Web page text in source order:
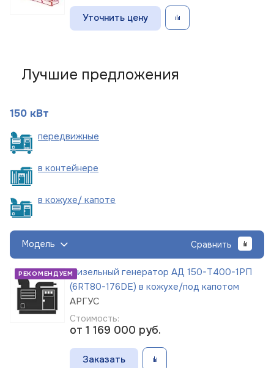
Уточнить цену
Лучшие предложения
150 кВт
передвижные
в контейнере
в кожухе/ капоте
Модель Сравнить
РЕКОМЕНДУЕМДизельный генератор АД 150-Т400-1РП
(6RT80-176DE) в кожухе/под капотом
АРГУС
Стоимость:
от 1 169 000 руб.
Заказать